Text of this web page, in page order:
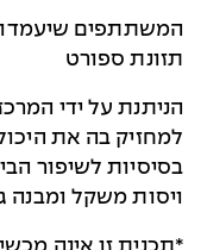
המשתתפים שיעמדו
תזונת ספורט
הניתנת על ידי
למחזיק בה את
בסיסיות לשיפור
ויסות משקל ומבנה